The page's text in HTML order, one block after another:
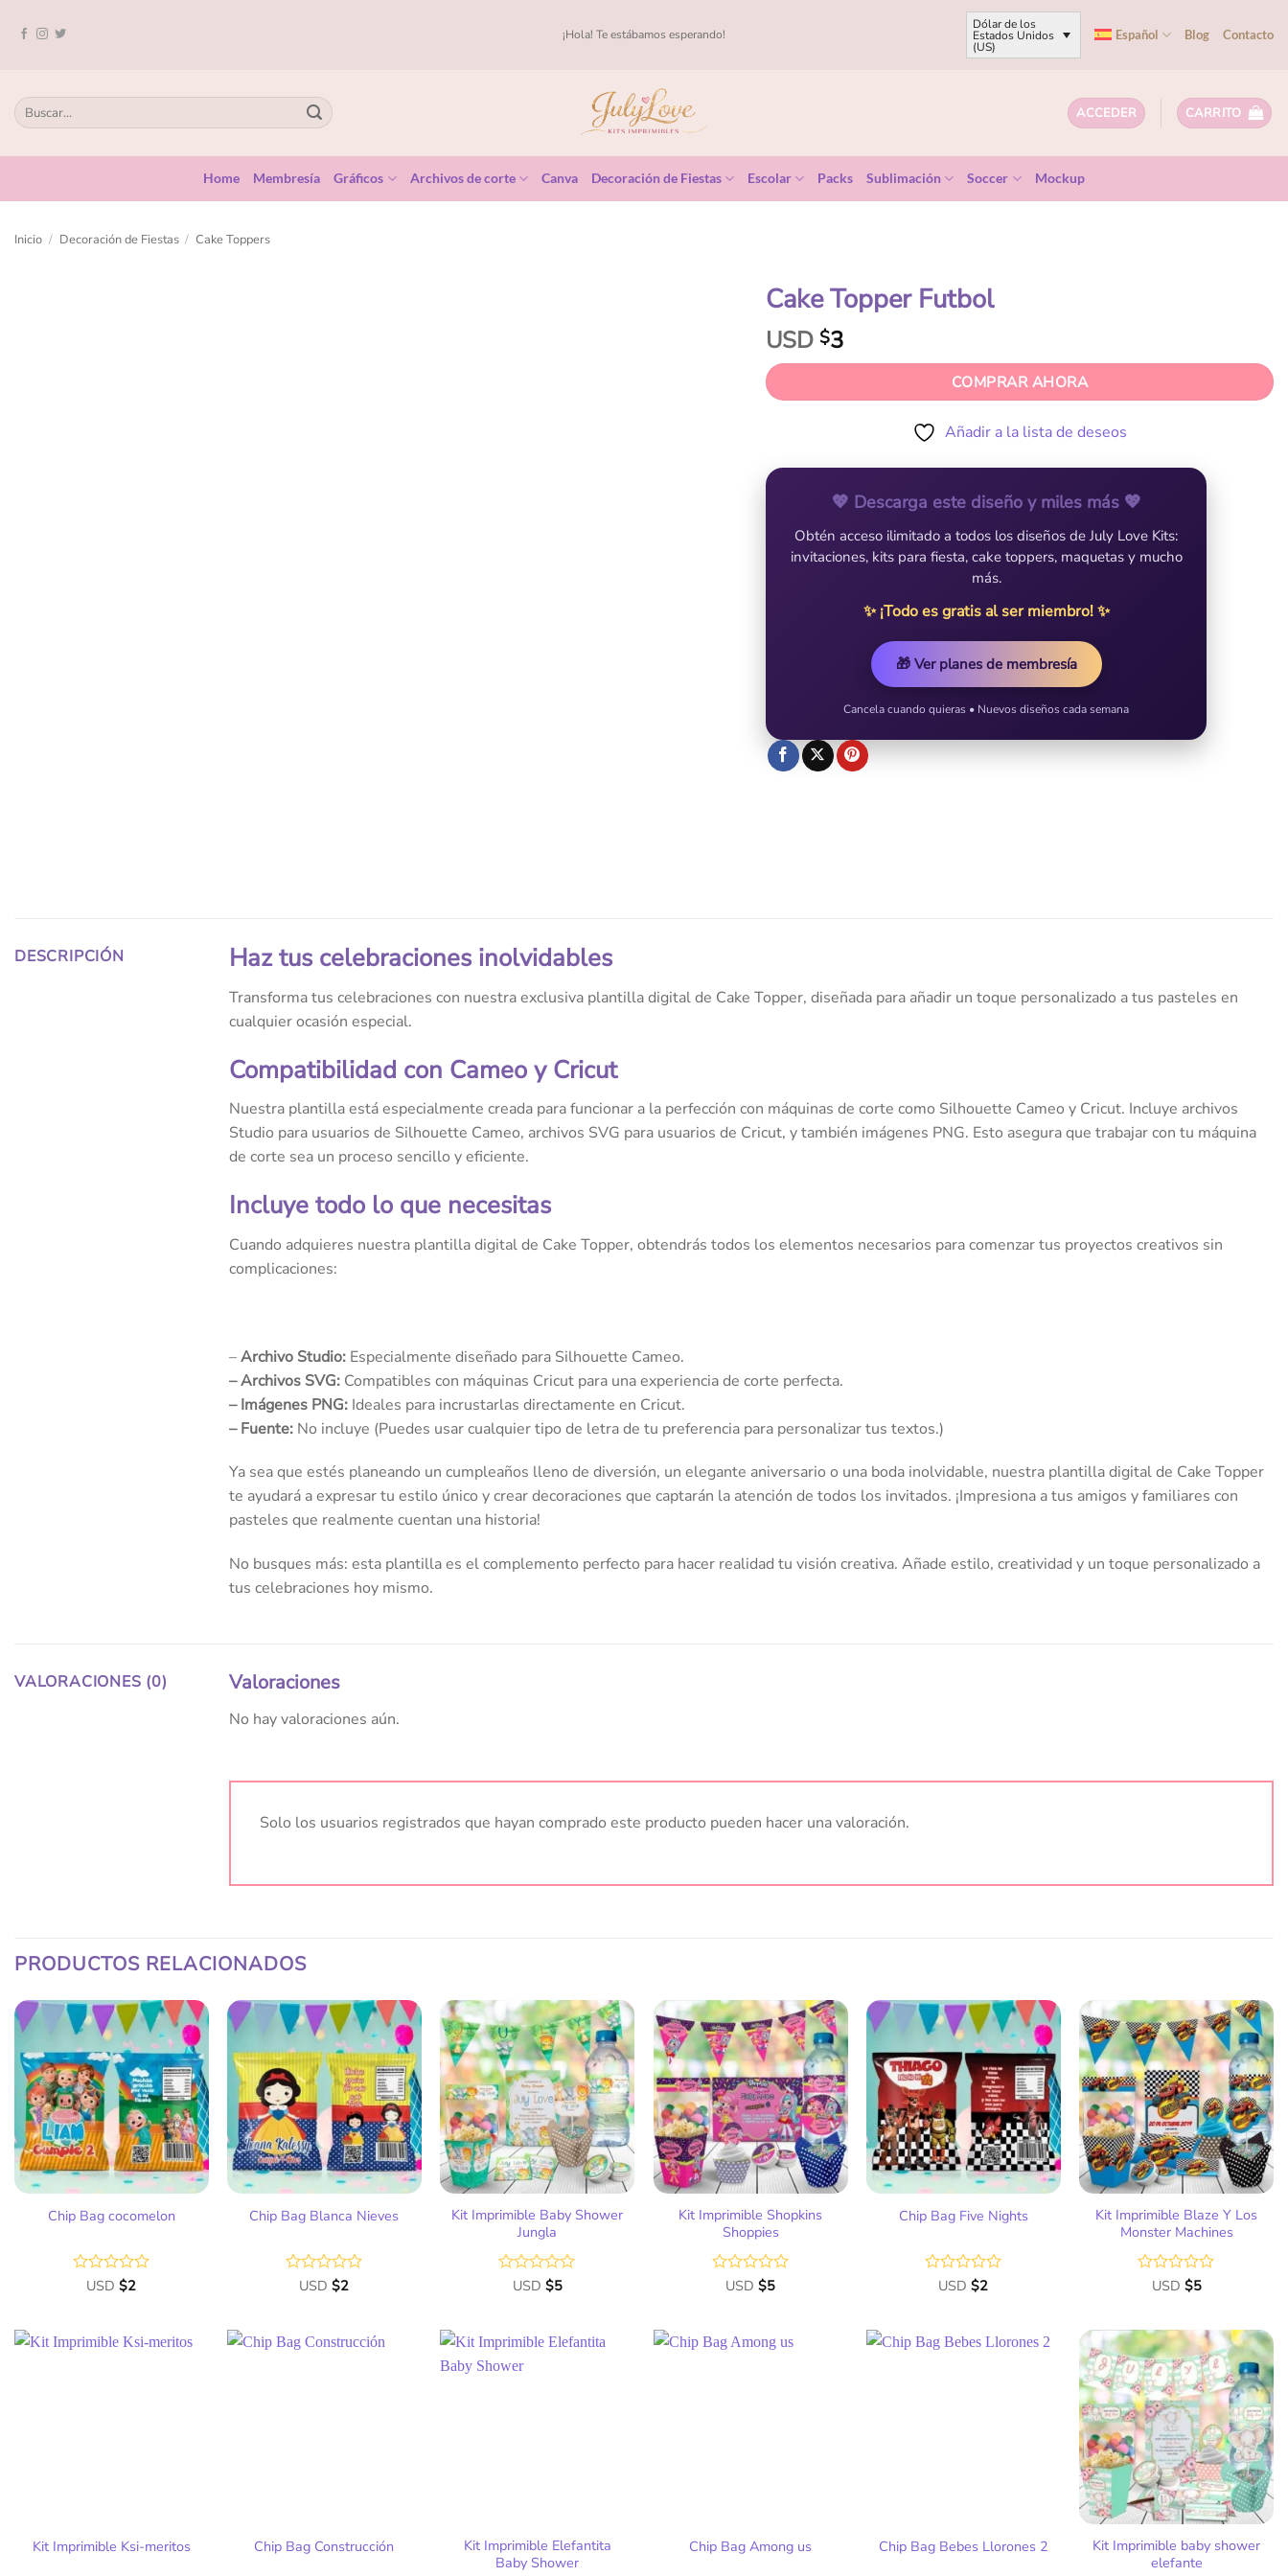
¡Hola! Te estábamos esperando!
Dólar de los
Estados Unidos
(US)
Español Blog Contacto
ACCEDER CARRITO
Home Membresía Gráficos Archivos de corte Canva Decoración de Fiestas Escolar Packs Sublimación Soccer Mockup
Inicio / Decoración de Fiestas / Cake Toppers
Cake Topper Futbol
USD $3
COMPRAR AHORA
Añadir a la lista de deseos
💖 Descarga este diseño y miles más 💖
Obtén acceso ilimitado a todos los diseños de July Love Kits:
invitaciones, kits para fiesta, cake toppers, maquetas y mucho
más.
✨ ¡Todo es gratis al ser miembro! ✨
🎁 Ver planes de membresía
Cancela cuando quieras • Nuevos diseños cada semana
DESCRIPCIÓN Haz tus celebraciones inolvidables
Transforma tus celebraciones con nuestra exclusiva plantilla digital de Cake Topper, diseñada para añadir un toque personalizado a tus pasteles en
cualquier ocasión especial.
Compatibilidad con Cameo y Cricut
Nuestra plantilla está especialmente creada para funcionar a la perfección con máquinas de corte como Silhouette Cameo y Cricut. Incluye archivos
Studio para usuarios de Silhouette Cameo, archivos SVG para usuarios de Cricut, y también imágenes PNG. Esto asegura que trabajar con tu máquina
de corte sea un proceso sencillo y eficiente.
Incluye todo lo que necesitas
Cuando adquieres nuestra plantilla digital de Cake Topper, obtendrás todos los elementos necesarios para comenzar tus proyectos creativos sin
complicaciones:
–Archivo Studio: Especialmente diseñado para Silhouette Cameo.
–Archivos SVG: Compatibles con máquinas Cricut para una experiencia de corte perfecta.
–Imágenes PNG: Ideales para incrustarlas directamente en Cricut.
–Fuente: No incluye (Puedes usar cualquier tipo de letra de tu preferencia para personalizar tus textos.)
Ya sea que estés planeando un cumpleaños lleno de diversión, un elegante aniversario o una boda inolvidable, nuestra plantilla digital de Cake Topper
te ayudará a expresar tu estilo único y crear decoraciones que captarán la atención de todos los invitados. ¡Impresiona a tus amigos y familiares con
pasteles que realmente cuentan una historia!
No busques más: esta plantilla es el complemento perfecto para hacer realidad tu visión creativa. Añade estilo, creatividad y un toque personalizado a
tus celebraciones hoy mismo.
VALORACIONES (0) Valoraciones
No hay valoraciones aún.
Solo los usuarios registrados que hayan comprado este producto pueden hacer una valoración.
PRODUCTOS RELACIONADOS
Añadir
a la
lista
de
deseos
Chip Bag cocomelon
Valorado
5
USD$2
Añadir
a la
lista
de
deseos
Chip Bag Blanca Nieves
Valorado
5
USD$2
Añadir
a la
lista
de
deseos
Kit Imprimible Baby Shower
Jungla
Valorado
5
USD $5
Añadir
a la
lista
de
deseos
Kit Imprimible Shopkins
Shoppies
Valorado
5
USD$5
Añadir
a la
lista
de
deseos
Chip Bag Five Nights
Valorado
5
USD$2
Añadir
a la
lista
de
deseos
Kit Imprimible Blaze Y Los
Monster Machines
Valorado
de
5
USD $5
Kit Imprimible Ksi-meritos Chip Bag Construcción
Kit Imprimible Elefantita
Baby Shower
Chip Bag Among us Chip Bag Bebes Llorones 2
Añadir
a la
lista
de
deseos
Kit Imprimible baby shower
elefante